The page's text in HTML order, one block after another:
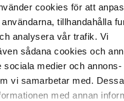
cookies för att
tillhandahålla
analysera vår trafik. Vi
sådana cookies och
sociala medier och annons-
vi samarbetar med.
med annan